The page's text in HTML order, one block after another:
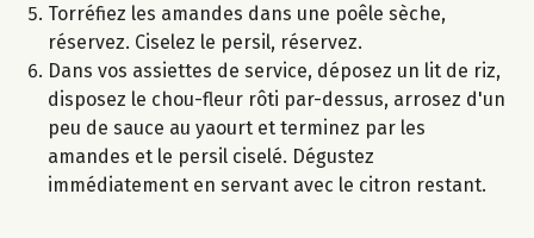
Torréfiez les amandes dans une poêle sèche,
réservez. Ciselez le persil, réservez.
Dans vos assiettes de service, déposez un lit de riz,
disposez le chou-fleur rôti par-dessus, arrosez d'un
peu de sauce au yaourt et terminez par les
amandes et le persil ciselé. Dégustez
immédiatement en servant avec le citron restant.